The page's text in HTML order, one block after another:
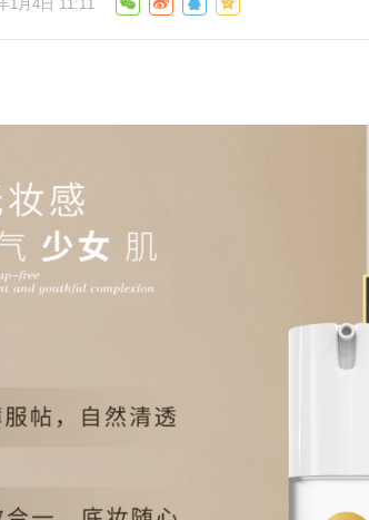
1月4日 11:11